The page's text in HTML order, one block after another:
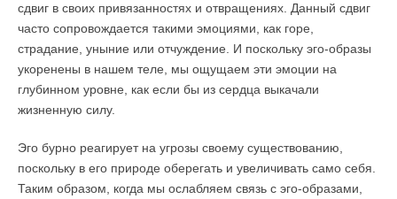
сдвиг в своих привязанностях и отвращениях. Данный сдвиг
часто сопровождается такими эмоциями, как горе,
страдание, уныние или отчуждение. И поскольку эго-образы
укоренены в нашем теле, мы ощущаем эти эмоции на
глубинном уровне, как если бы из сердца выкачали
жизненную силу.
Эго бурно реагирует на угрозы своему существованию,
поскольку в его природе оберегать и увеличивать само себя.
Таким образом, когда мы ослабляем связь с эго-образами,